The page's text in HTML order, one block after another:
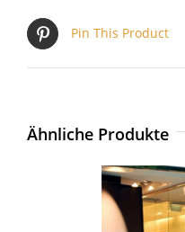
Pin This Product
Ähnliche Produkte